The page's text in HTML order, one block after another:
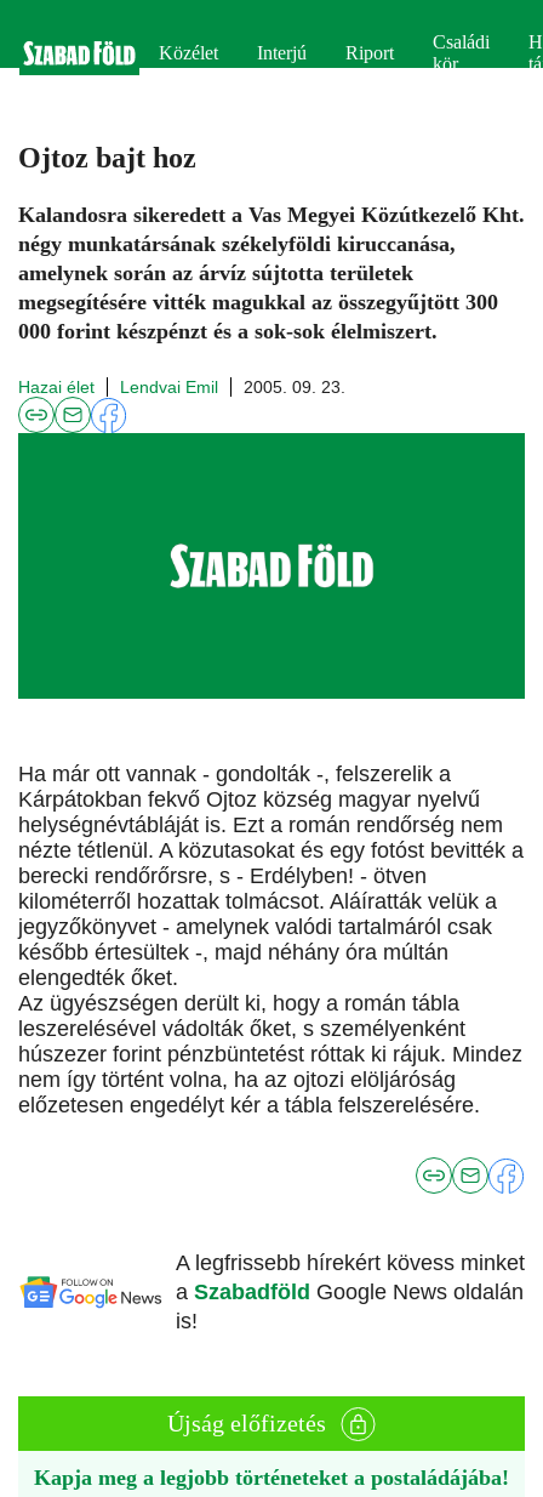
Közélet Interjú Riport
Családi
kör
Ojtoz bajt hoz
Kalandosra sikeredett a Vas Megyei Közútkezelő Kht.
négy munkatársának székelyföldi kiruccanása,
amelynek során az árvíz sújtotta területek
megsegítésére vitték magukkal az összegyűjtött 300
000 forint készpénzt és a sok-sok élelmiszert.
Hazai élet Lendvai Emil 2005. 09. 23.
Ha már ott vannak - gondolták -, felszerelik a
Kárpátokban fekvő Ojtoz község magyar nyelvű
helységnévtábláját is. Ezt a román rendőrség nem
nézte tétlenül. A közutasokat és egy fotóst bevitték a
berecki rendőrőrsre, s - Erdélyben! - ötven
kilométerről hozattak tolmácsot. Aláíratták velük a
jegyzőkönyvet - amelynek valódi tartalmáról csak
később értesültek -, majd néhány óra múltán
elengedték őket.
Az ügyészségen derült ki, hogy a román tábla
leszerelésével vádolták őket, s személyenként
húszezer forint pénzbüntetést róttak ki rájuk. Mindez
nem így történt volna, ha az ojtozi elöljáróság
előzetesen engedélyt kér a tábla felszerelésére.
A legfrissebb hírekért kövess minket
a Szabadföld Google News oldalán
is!
Újság előfizetés
Kapja meg a legjobb történeteket a postaládájába!